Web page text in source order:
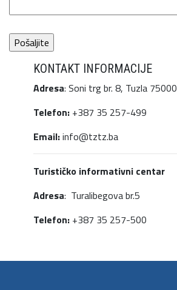
KONTAKT INFORMACIJE
Adresa: Soni trg br. 8, Tuzla 75000
Telefon: +387 35 257-499
Email:info@tztz.ba
Turističko informativni centar
Adresa: Turalibegova br.5
Telefon: +387 35 257-500